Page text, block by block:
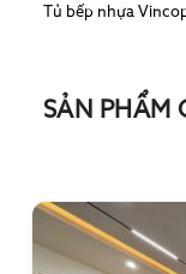
Tủ bếp nhựa
SẢN PHẨM